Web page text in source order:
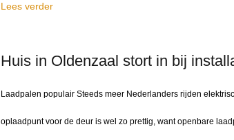
Lees verder
Huis in Oldenzaal stort in bij
Laadpalen populair Steeds meer Nederlanders rijden
oplaadpunt voor de deur is wel zo prettig, want openbare